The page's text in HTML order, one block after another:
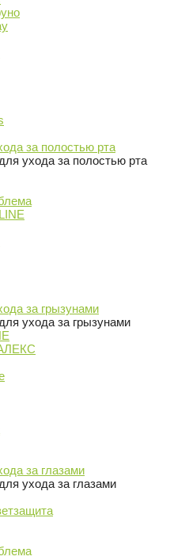
за полостью рта
ухода за полостью рта
за грызунами
ухода за грызунами
за глазами
ухода за глазами